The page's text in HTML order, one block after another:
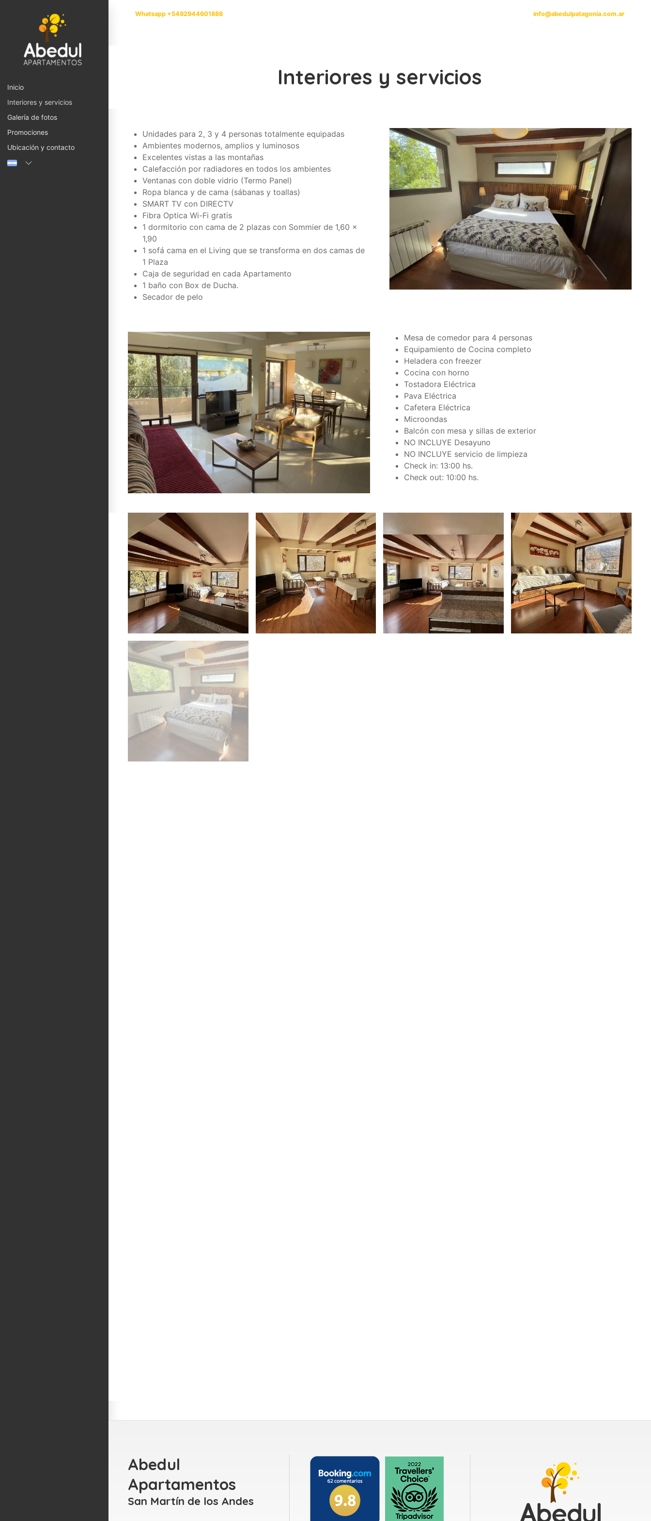
Inicio
Interiores y servicios
Galería de fotos
Promociones
Ubicación y contacto
Whatsapp +5492944601888 info@abedulpatagonia.com.ar
Interiores y servicios
Unidades para 2, 3 y 4 personas totalmente equipadas
Ambientes modernos, amplios y luminosos
Excelentes vistas a las montañas
Calefacción por radiadores en todos los ambientes
Ventanas con doble vidrio (Termo Panel)
Ropa blanca y de cama (sábanas y toallas)
SMART TV con DIRECTV
Fibra Optica Wi-Fi gratis
1 dormitorio con cama de 2 plazas con Sommier de 1,60 x
1,90
1 sofá cama en el Living que se transforma en dos camas de
1 Plaza
Caja de seguridad en cada Apartamento
1 baño con Box de Ducha.
Secador de pelo
Mesa de comedor para 4 personas
Equipamiento de Cocina completo
Heladera con freezer
Cocina con horno
Tostadora Eléctrica
Pava Eléctrica
Cafetera Eléctrica
Microondas
Balcón con mesa y sillas de exterior
NO INCLUYE Desayuno
NO INCLUYE servicio de limpieza
Check in: 13:00 hs.
Check out: 10:00 hs.
Abedul
Apartamentos
San Martín de los Andes